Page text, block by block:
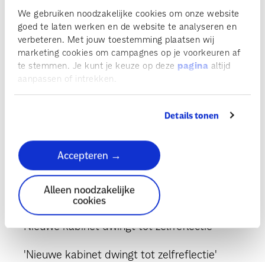
We gebruiken noodzakelijke cookies om onze website
goed te laten werken en de website te analyseren en
verbeteren. Met jouw toestemming plaatsen wij
marketing cookies om campagnes op je voorkeuren af
te stemmen. Je kunt je keuze op deze pagina altijd
aanpassen of intrekken.
Details tonen
Accepteren →
Alleen noodzakelijke
cookies
‘De vooruitgang die we boekten is blijvend,
dat weet ik zeker'
Pappen en nathouden is geen optie meer
Bezuinigen op ontwikkelingssamenwerking
Uit de schaduw stappen is onmogelijk
'Straks kunnen we op eigen kracht verder'
Humberto Tan brengt fotomagazine 'MIJN'
KENIA uit
Nieuwe kabinet dwingt tot zelfreflectie
'Nieuwe kabinet dwingt tot zelfreflectie'